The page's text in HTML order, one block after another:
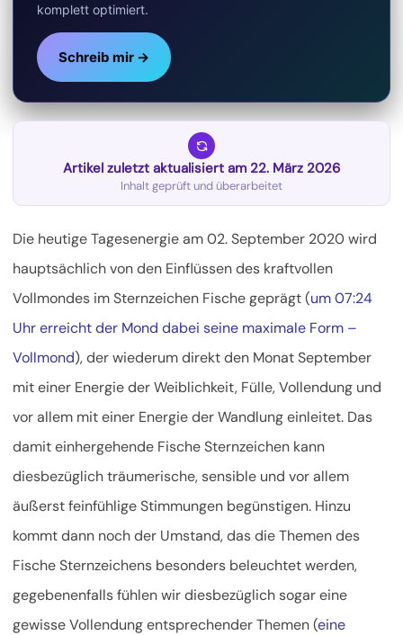
komplett optimiert.
Schreib mir →
Artikel zuletzt aktualisiert am 22. März 2026
Inhalt geprüft und überarbeitet
Die heutige Tagesenergie am 02. September 2020 wird
hauptsächlich von den Einflüssen des kraftvollen
Vollmondes im Sternzeichen Fische geprägt (um 07:24
Uhr erreicht der Mond dabei seine maximale Form –
Vollmond), der wiederum direkt den Monat September
mit einer Energie der Weiblichkeit, Fülle, Vollendung und
vor allem mit einer Energie der Wandlung einleitet. Das
damit einhergehende Fische Sternzeichen kann
diesbezüglich träumerische, sensible und vor allem
äußerst feinfühlige Stimmungen begünstigen. Hinzu
kommt dann noch der Umstand, das die Themen des
Fische Sternzeichens besonders beleuchtet werden,
gegebenenfalls fühlen wir diesbezüglich sogar eine
gewisse Vollendung entsprechender Themen (eine